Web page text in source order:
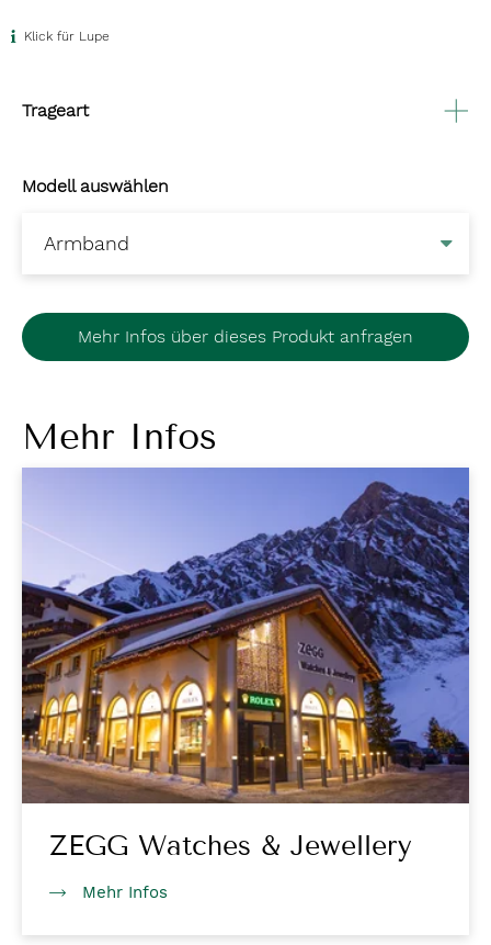
Klick für Lupe
Trageart
Modell auswählen
Mehr Infos über dieses Produkt anfragen
Mehr Infos
ZEGG Watches & Jewellery
Mehr Infos